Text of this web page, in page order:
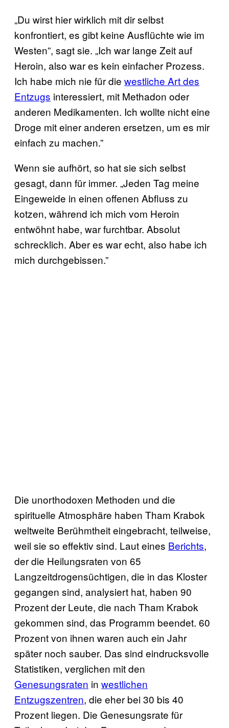
„Du wirst hier wirklich mit dir selbst
konfrontiert, es gibt keine Ausflüchte wie im
Westen”, sagt sie. „Ich war lange Zeit auf
Heroin, also war es kein einfacher Prozess.
Ich habe mich nie für die westliche Art des
Entzugs interessiert, mit Methadon oder
anderen Medikamenten. Ich wollte nicht eine
Droge mit einer anderen ersetzen, um es mir
einfach zu machen.”
Wenn sie aufhört, so hat sie sich selbst
gesagt, dann für immer. „Jeden Tag meine
Eingeweide in einen offenen Abfluss zu
kotzen, während ich mich vom Heroin
entwöhnt habe, war furchtbar. Absolut
schrecklich. Aber es war echt, also habe ich
mich durchgebissen.”
Die unorthodoxen Methoden und die
spirituelle Atmosphäre haben Tham Krabok
weltweite Berühmtheit eingebracht, teilweise,
weil sie so effektiv sind. Laut eines Berichts,
der die Heilungsraten von 65
Langzeitdrogensüchtigen, die in das Kloster
gegangen sind, analysiert hat, haben 90
Prozent der Leute, die nach Tham Krabok
gekommen sind, das Programm beendet. 60
Prozent von ihnen waren auch ein Jahr
später noch sauber. Das sind eindrucksvolle
Statistiken, verglichen mit den
Genesungsraten in westlichen
Entzugszentren, die eher bei 30 bis 40
Prozent liegen. Die Genesungsrate für